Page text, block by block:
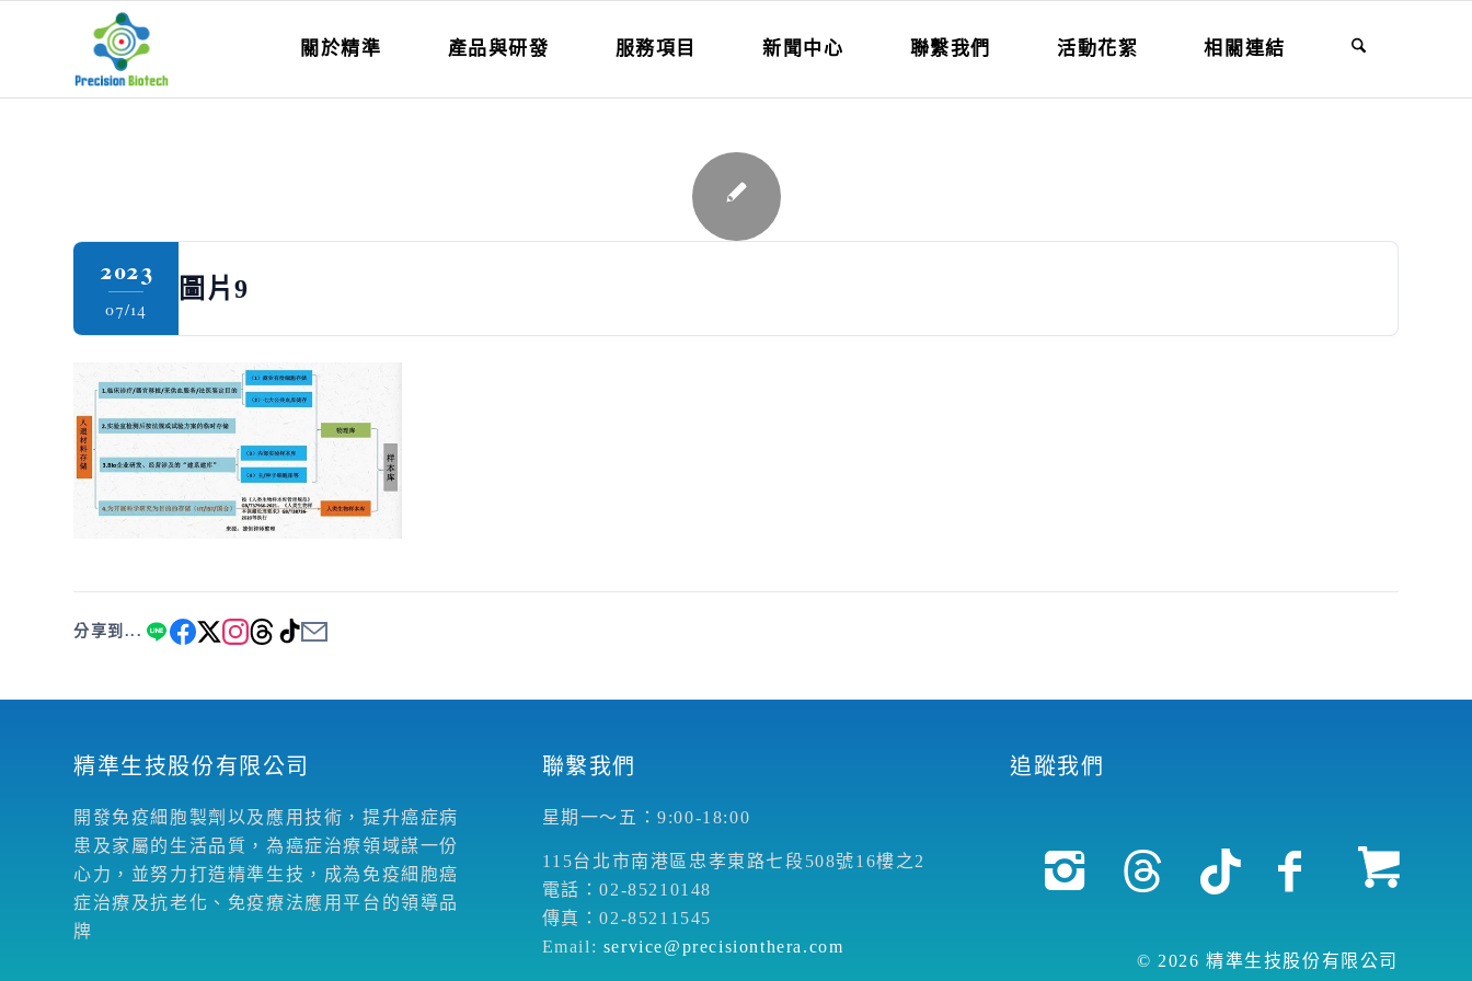
關於精準 產品與研發 服務項目 新聞中心 聯繫我們 活動花絮 相關連結
2023
07/14
圖片9
分享到...
精準生技股份有限公司
開發免疫細胞製劑以及應用技術，提升癌症病
患及家屬的生活品質，為癌症治療領域謀一份
心力，並努力打造精準生技，成為免疫細胞癌
症治療及抗老化、免疫療法應用平台的領導品
牌
聯繫我們
星期一～五：9:00-18:00
115台北市南港區忠孝東路七段508號16樓之2
電話：02-85210148
傳真：02-85211545
Email: service@precisionthera.com
追蹤我們
© 2026 精準生技股份有限公司